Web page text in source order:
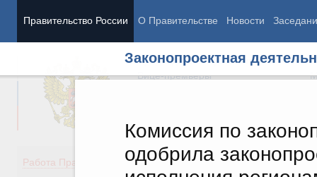
Правительство России О Правительстве Новости
Законопроектная
Комиссия по
одобрила
Председатель Правительства
Вице-премьеры
Работа Правительства
Демография